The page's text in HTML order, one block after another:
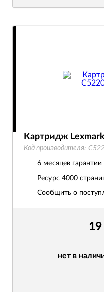
нет в
Картридж
Код производителя:
6 месяцев гарантии
Ресурс 4000
Сообщить о